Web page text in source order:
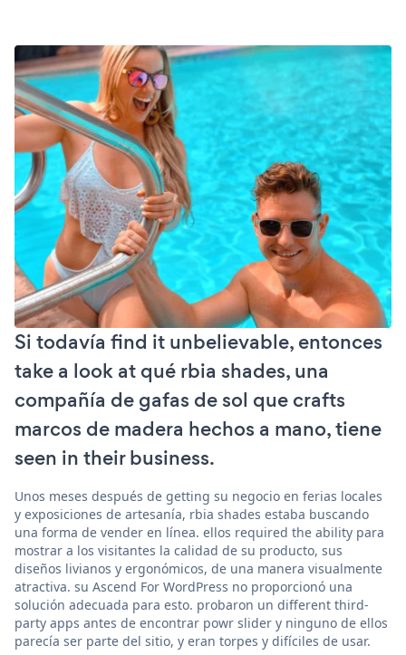
Si todavía find it unbelievable, entonces
take a look at qué rbia shades, una
compañía de gafas de sol que crafts
marcos de madera hechos a mano, tiene
seen in their business.
Unos meses después de getting su negocio en ferias locales
y exposiciones de artesanía, rbia shades estaba buscando
una forma de vender en línea. ellos required the ability para
mostrar a los visitantes la calidad de su producto, sus
diseños livianos y ergonómicos, de una manera visualmente
atractiva. su Ascend For WordPress no proporcionó una
solución adecuada para esto. probaron un different third-
party apps antes de encontrar powr slider y ninguno de ellos
parecía ser parte del sitio, y eran torpes y difíciles de usar.